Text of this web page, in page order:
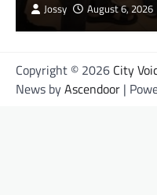
Jossy August 6, 2026
Copyright © 2026 City
News byAscendoor |